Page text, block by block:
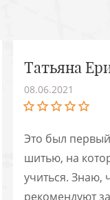
Татьяна
08.06.2021
Это был
шитью, на
учиться. Знаю,
рекомендуют